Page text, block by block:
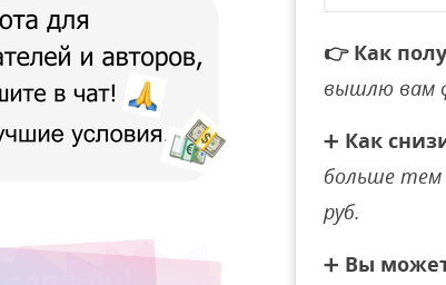
👉 Как
вышлю вам
➕ Как
больше тем
руб.
➕ Вы